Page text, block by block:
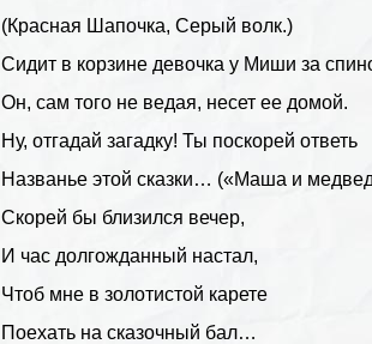
(Красная Шапочка, Серый волк.)
Сидит в корзине девочка у Миши за
Он, сам того не ведая, несет ее домой.
Ну, отгадай загадку! Ты поскорей ответь
Названье этой сказки… («Маша и
Скорей бы близился вечер,
И час долгожданный настал,
Чтоб мне в золотистой карете
Поехать на сказочный бал…